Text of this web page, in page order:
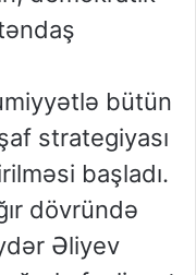
bütün
strategiyası
başladı.
dövründə
Əliyev